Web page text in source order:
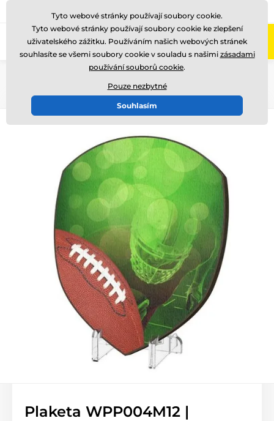
Zavolejte nám (Po-Pá 8-17)
Plaketa WPP004M12 |
Tyto webové stránky používají soubory cookie.
Tyto webové stránky používají soubory cookie ke zlepšení
uživatelského zážitku. Používáním našich webových stránek
souhlasíte se všemi soubory cookie v souladu s našimi zásadami
používání souborů cookie.
Pouze nezbytné
Souhlasím